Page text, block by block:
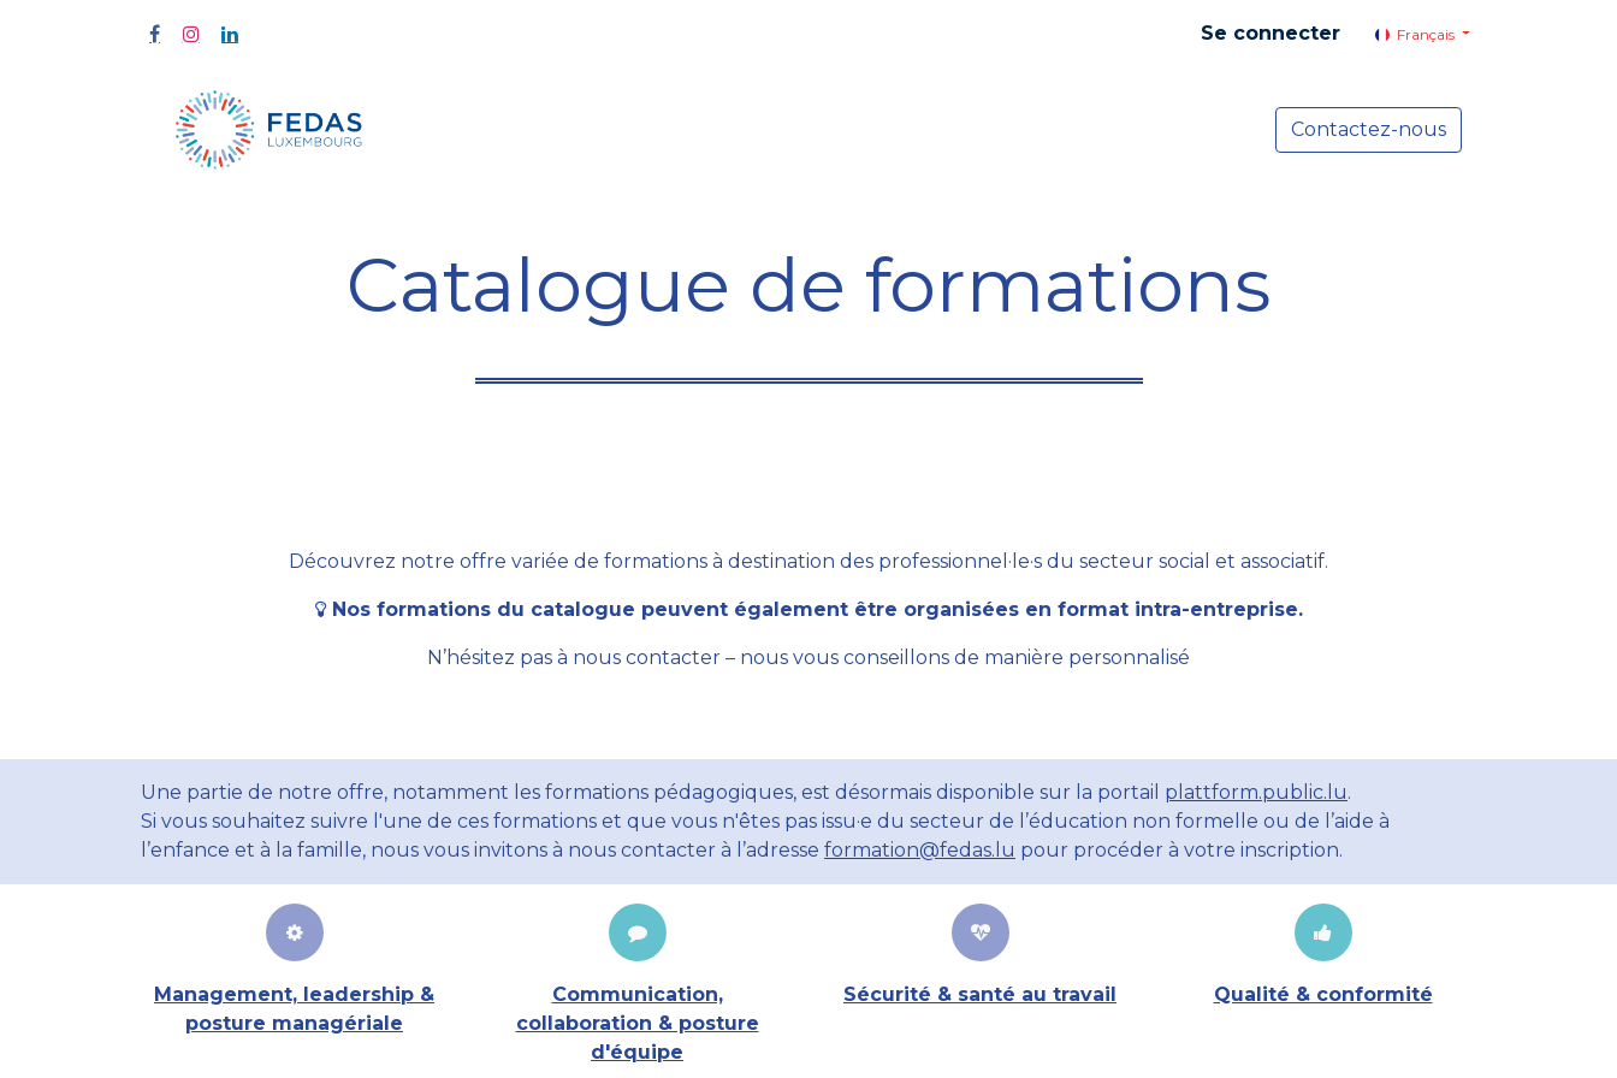
Se connecter Français
Actualités
Contactez-nous
Catalogue de formations
Découvrez notre offre variée de formations à destination des professionnel·le·s du secteur social et associatif.
Nos formations du catalogue peuvent également être organisées en format intra-entreprise.
N’hésitez pas à nous contacter – nous vous conseillons de manière personnalisé
Une partie de notre offre, notamment les formations pédagogiques, est désormais disponible sur la portail plattform.public.lu.
Si vous souhaitez suivre l'une de ces formations et que vous n'êtes pas issu·e du secteur de l’éducation non formelle ou de l’aide à
l’enfance et à la famille, nous vous invitons à nous contacter à l’adresse formation@fedas.lu pour procéder à votre inscription.
Management, leadership &
posture managériale
Communication,
collaboration & posture
d'équipe
Sécurité & santé au travail Qualité & conformité